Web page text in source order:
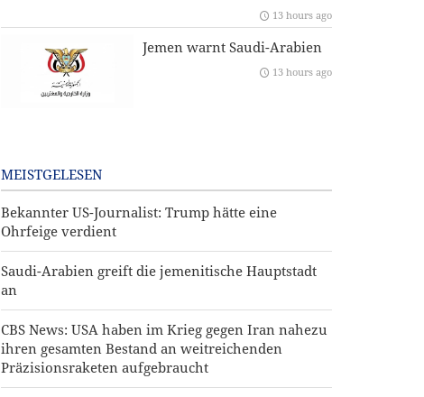
13 hours ago
Jemen warnt Saudi-Arabien
13 hours ago
MEISTGELESEN
Bekannter US-Journalist: Trump hätte eine
Ohrfeige verdient
Saudi-Arabien greift die jemenitische Hauptstadt
an
CBS News: USA haben im Krieg gegen Iran nahezu
ihren gesamten Bestand an weitreichenden
Präzisionsraketen aufgebraucht